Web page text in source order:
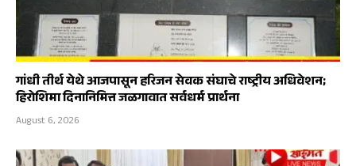
गांधी तीर्थ येथे आजपासून हरिजन सेवक संघाचे राष्ट्रीय अधिवेशन;
हिरोशिमा दिनानिमित्त जळगावात सर्वधर्म प्रार्थना
August 6, 2026